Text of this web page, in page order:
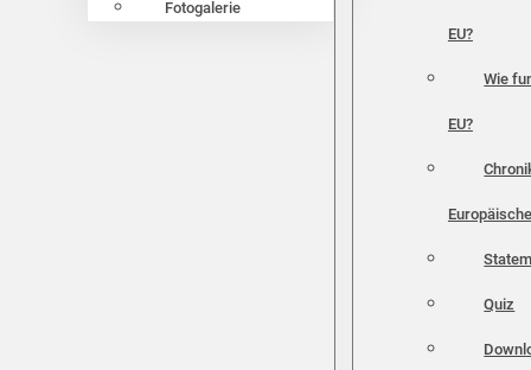
Fotogalerie
EU?
Wie
EU?
Quiz